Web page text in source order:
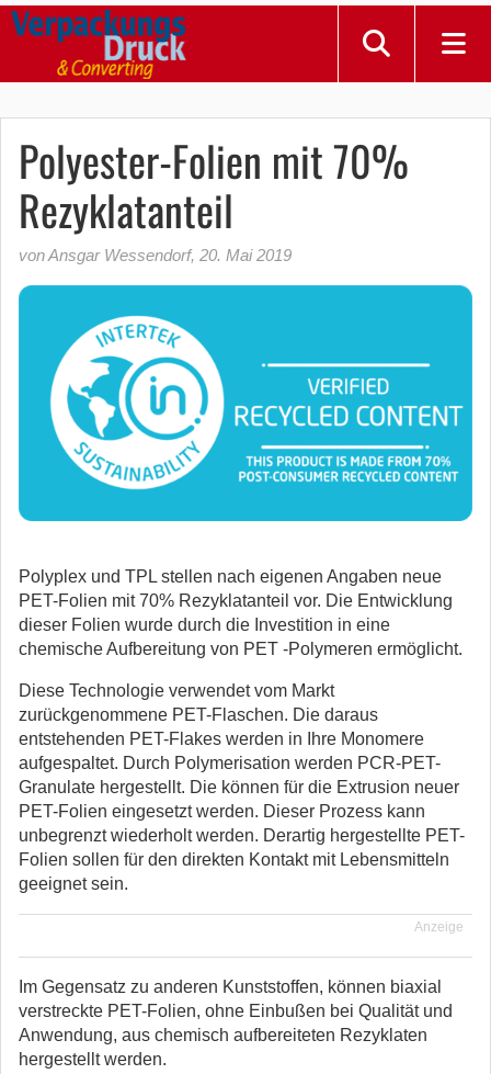
Polyester-Folien mit 70%
Rezyklatanteil
von Ansgar Wessendorf, 20. Mai 2019
Polyplex und TPL stellen nach eigenen Angaben neue
PET-Folien mit 70% Rezyklatanteil vor. Die Entwicklung
dieser Folien wurde durch die Investition in eine
chemische Aufbereitung von PET -Polymeren ermöglicht.
Diese Technologie verwendet vom Markt
zurückgenommene PET-Flaschen. Die daraus
entstehenden PET-Flakes werden in Ihre Monomere
aufgespaltet. Durch Polymerisation werden PCR-PET-
Granulate hergestellt. Die können für die Extrusion neuer
PET-Folien eingesetzt werden. Dieser Prozess kann
unbegrenzt wiederholt werden. Derartig hergestellte PET-
Folien sollen für den direkten Kontakt mit Lebensmitteln
geeignet sein.
Anzeige
Im Gegensatz zu anderen Kunststoffen, können biaxial
verstreckte PET-Folien, ohne Einbußen bei Qualität und
Anwendung, aus chemisch aufbereiteten Rezyklaten
hergestellt werden.